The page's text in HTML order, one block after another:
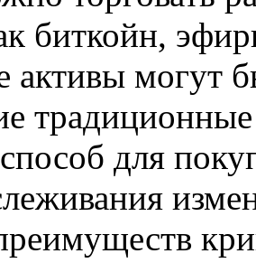
биткойн,
активы могут
для